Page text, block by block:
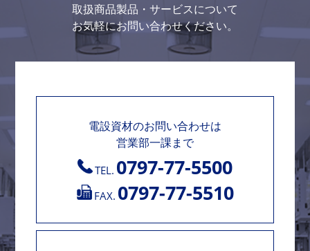
取扱商品製品・サービスについて
お気軽にお問い合わせください。
電設資材のお問い合わせは
営業部一課まで
TEL. 0797-77-5500
FAX. 0797-77-5510